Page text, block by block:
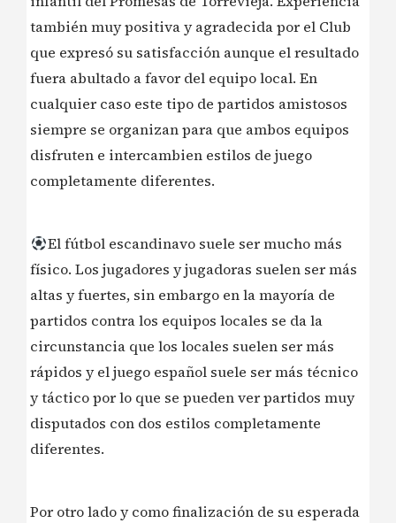
también muy positiva y agradecida por el Club
que expresó su satisfacción aunque el resultado
fuera abultado a favor del equipo local. En
cualquier caso este tipo de partidos amistosos
siempre se organizan para que ambos equipos
disfruten e intercambien estilos de juego
completamente diferentes.
El fútbol escandinavo suele ser mucho más
físico. Los jugadores y jugadoras suelen ser más
altas y fuertes, sin embargo en la mayoría de
partidos contra los equipos locales se da la
circunstancia que los locales suelen ser más
rápidos y el juego español suele ser más técnico
y táctico por lo que se pueden ver partidos muy
disputados con dos estilos completamente
diferentes.
️Por otro lado y como finalización de su esperada